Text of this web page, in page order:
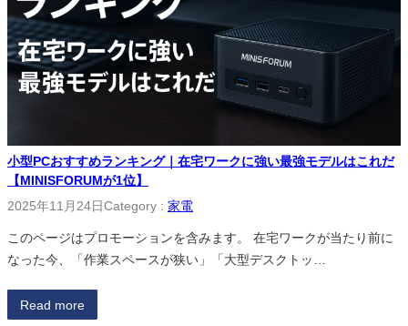
小型PCおすすめランキング｜在宅ワークに強い最強モデルはこれだ
【MINISFORUMが1位】
2025年11月24日Category : 家電
このページはプロモーションを含みます。 在宅ワークが当たり前に
なった今、「作業スペースが狭い」「大型デスクトッ…
Read more